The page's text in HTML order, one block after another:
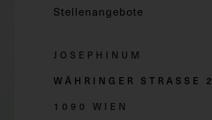
Stellenangebote
JOSEPHINUM
WÄHRINGER STRASSE 2
1090 WIEN